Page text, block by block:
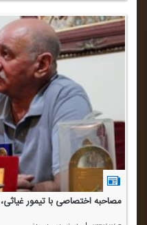
مصاحبه اختصاصی با تیمور